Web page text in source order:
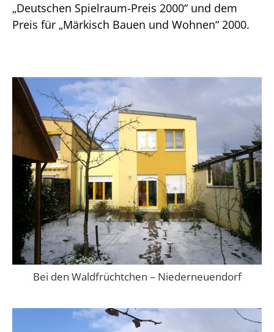
„Deutschen Spielraum-Preis 2000“ und dem
Preis für „Märkisch Bauen und Wohnen“ 2000.
Bei den Waldfrüchtchen – Niederneuendorf